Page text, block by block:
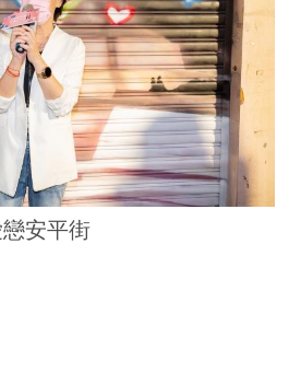
安平街